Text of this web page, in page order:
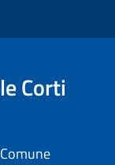
Corti